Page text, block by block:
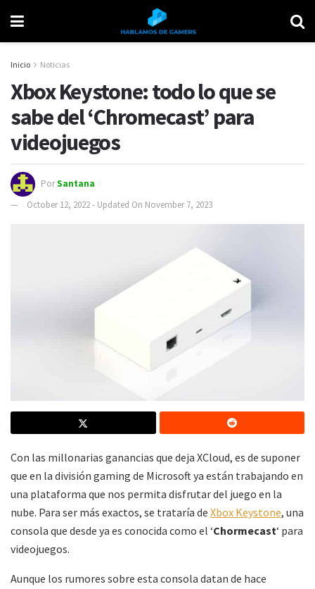
Inicio Noticias
Xbox Keystone: todo lo que se
sabe del ‘Chromecast’ para
videojuegos
PorSantana
October 12, 2022 - Updated On November 7, 2023
Con las millonarias ganancias que deja XCloud, es de suponer
que en la división gaming de Microsoft ya están trabajando en
una plataforma que nos permita disfrutar del juego en la
nube. Para ser más exactos, se trataría de Xbox Keystone, una
consola que desde ya es conocida como el ‘Chormecast‘ para
videojuegos.
Aunque los rumores sobre esta consola datan de hace